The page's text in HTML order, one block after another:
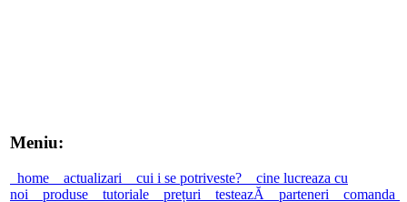
Meniu:
home actualizari cui i se potriveste?
cine lucreaza cu
noi
produse tutoriale prețuri testeazĂ parteneri comanda